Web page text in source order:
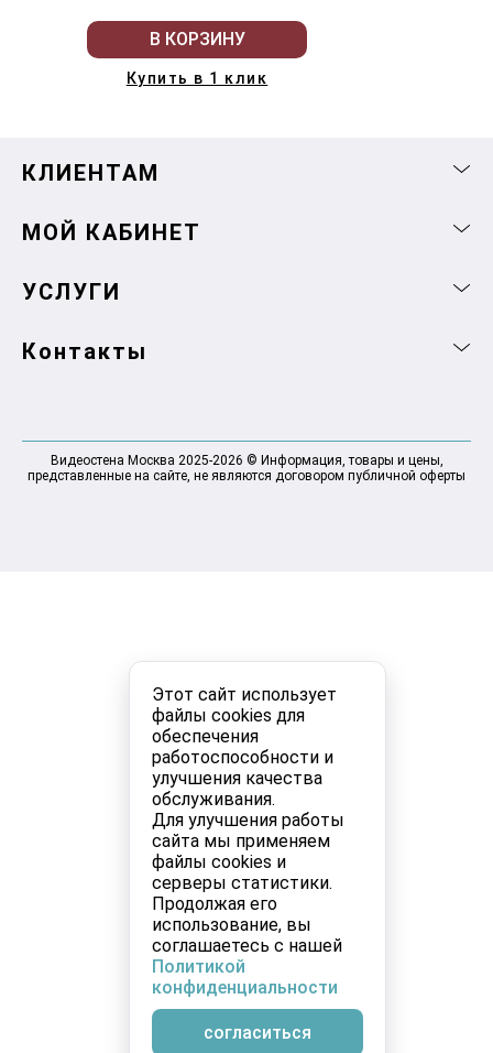
Этот сайт использует
файлы cookies для
обеспечения
работоспособности и
улучшения качества
обслуживания.
Для улучшения работы
сайта мы применяем
файлы cookies и
серверы статистики.
Продолжая его
использование, вы
соглашаетесь с нашей
Политикой
конфиденциальности
согласиться
В КОРЗИНУ
Купить в 1 клик
КЛИЕНТАМ
МОЙ КАБИНЕТ
УСЛУГИ
Контакты
Видеостена Москва 2025-2026 © Информация, товары и цены,
представленные на сайте, не являются договором публичной оферты